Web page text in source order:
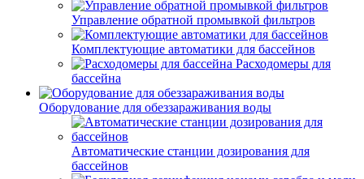
Управление обратной промывкой фильтров
Комплектующие автоматики для бассейнов
Расходомеры для
бассейна
Оборудование для обеззараживания воды
Автоматические станции дозирования для
бассейнов